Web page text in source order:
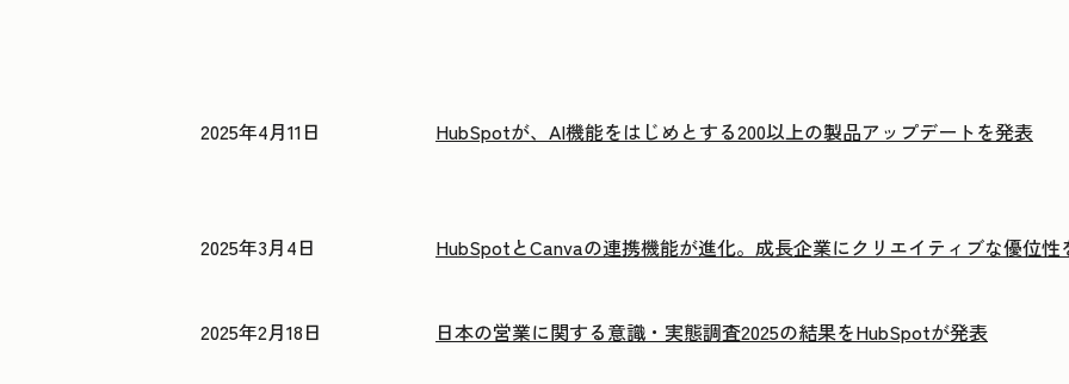
2025年4月11日 HubSpotが、AI機能をはじめとする200以上の製品アップデートを発表
2025年3月4日 HubSpotとCanvaの連携機能が進化。成長企業にクリエイティブな優位性
2025年2月18日 日本の営業に関する意識・実態調査2025の結果をHubSpotが発表